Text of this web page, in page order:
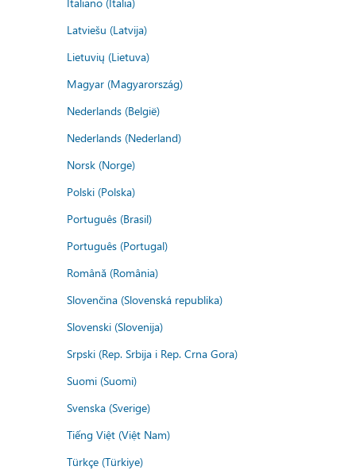
Latviešu (Latvija)
Lietuvių (Lietuva)
Magyar (Magyarország)
Nederlands (België)
Nederlands (Nederland)
Norsk (Norge)
Polski (Polska)
Português (Brasil)
Português (Portugal)
Română (România)
Slovenčina (Slovenská republika)
Slovenski (Slovenija)
Srpski (Rep. Srbija i Rep. Crna Gora)
Suomi (Suomi)
Svenska (Sverige)
Tiếng Việt (Việt Nam)
Türkçe (Türkiye)